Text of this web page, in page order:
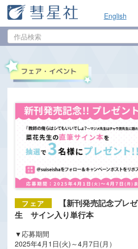
English
【新刊発売記念プレ
生 サイン入り単行本
▼応募期間
2025年4月1日(火)～4月7日(月）